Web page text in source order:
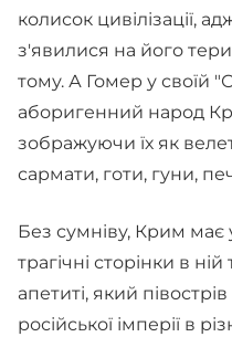
колисок цивілізації,
з'явилися на його
тому. А Гомер у своїй
аборигенний народ
зображуючи їх як
сармати, готи, гуни,
Без сумніву, Крим має
трагічні сторінки в
апетиті, який
російської імперії в